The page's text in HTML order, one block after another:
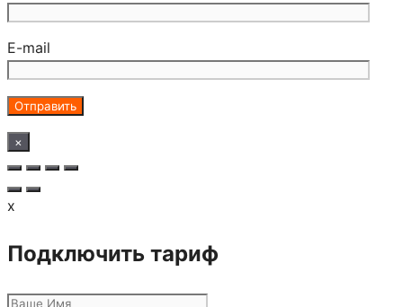
E-mail
×
x
Подключить тариф